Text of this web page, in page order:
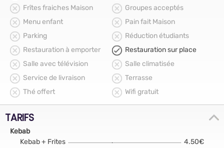
Frîtes fraiches Maison
Groupes acceptés
Menu enfant
Pain fait Maison
Parking
Réduction étudiants
Restauration à emporter
Restauration sur place
Salle avec télévision
Salle climatisée
Service de livraison
Terrasse
Thé offert
Wifi gratuit
TARIFS
Kebab
Kebab + Frites
4.50€